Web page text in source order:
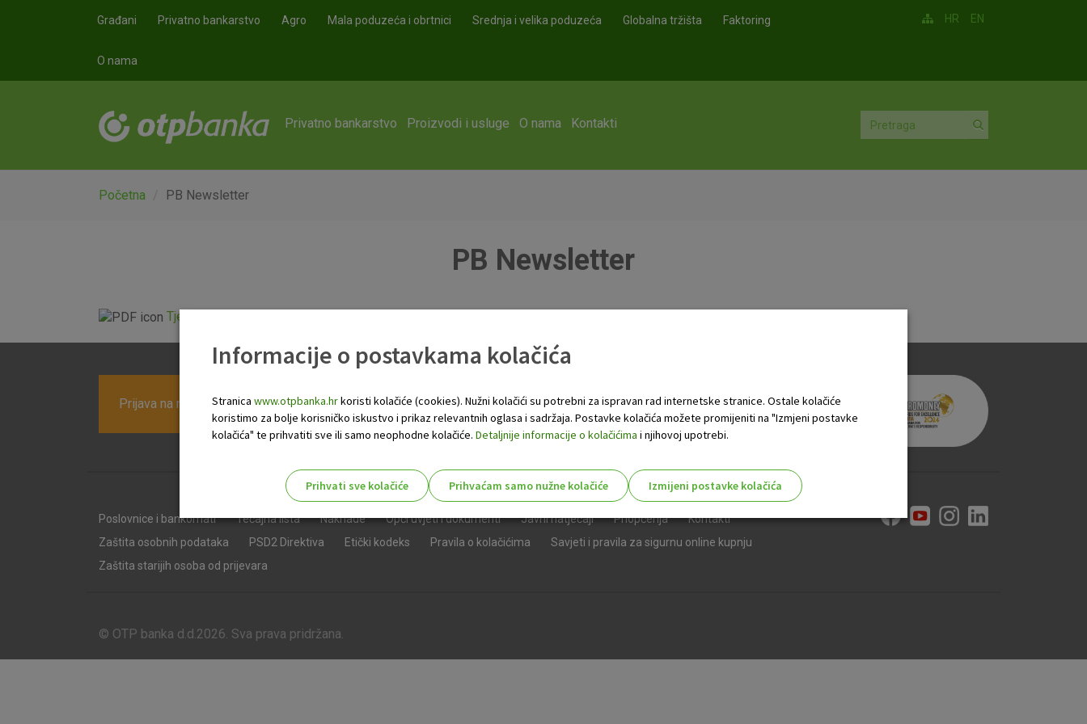
Građani Privatno bankarstvo Agro Mala poduzeća i obrtnici Srednja i velika poduzeća Globalna tržišta Faktoring
O nama
HR EN
Privatno bankarstvo Proizvodi i usluge O nama Kontakti
Početna PB Newsletter
PB Newsletter
Tjedni newsletter 31.10.2024..pdf
Prijava na newsletter OTP banke
Poslovnice i bankomati Tečajna lista Naknade Opći uvjeti i dokumenti Javni natječaji Priopćenja
Kontakti
Zaštita osobnih podataka
PSD2 Direktiva Etički kodeks Pravila o kolačićima
Savjeti i pravila za sigurnu online kupnju
Zaštita starijih osoba od prijevara
© OTP banka d.d.2026. Sva prava pridržana.
Informacije o postavkama kolačića
Stranica www.otpbanka.hrkoristi kolačiće (cookies). Nužni kolačići su potrebni za ispravan rad internetske stranice. Ostale kolačiće
koristimo za bolje korisničko iskustvo i prikaz relevantnih oglasa i sadržaja. Postavke kolačića možete promijeniti na "Izmjeni postavke
kolačića" te prihvatiti sve ili samo neophodne kolačiće. Detaljnije informacije o kolačićima i njihovoj upotrebi.
Prihvati sve kolačiće Prihvaćam samo nužne kolačiće
Izmijeni postavke kolačića